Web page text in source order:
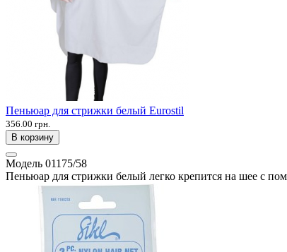
Пеньюар для стрижки белый Eurostil
356.00 грн.
В корзину
Модель 01175/58
Пеньюар для стрижки белый легко крепится на шее с